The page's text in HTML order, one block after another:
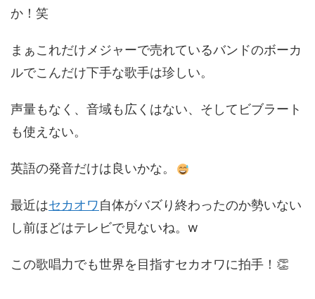
か！笑
まぁこれだけメジャーで売れているバンドのボーカ
ルでこんだけ下手な歌手は珍しい。
声量もなく、音域も広くはない、そしてビブラート
も使えない。
英語の発音だけは良いかな。
最近はセカオワ自体がバズり終わったのか勢いない
し前ほどはテレビで見ないね。w
この歌唱力でも世界を目指すセカオワに拍手！👏